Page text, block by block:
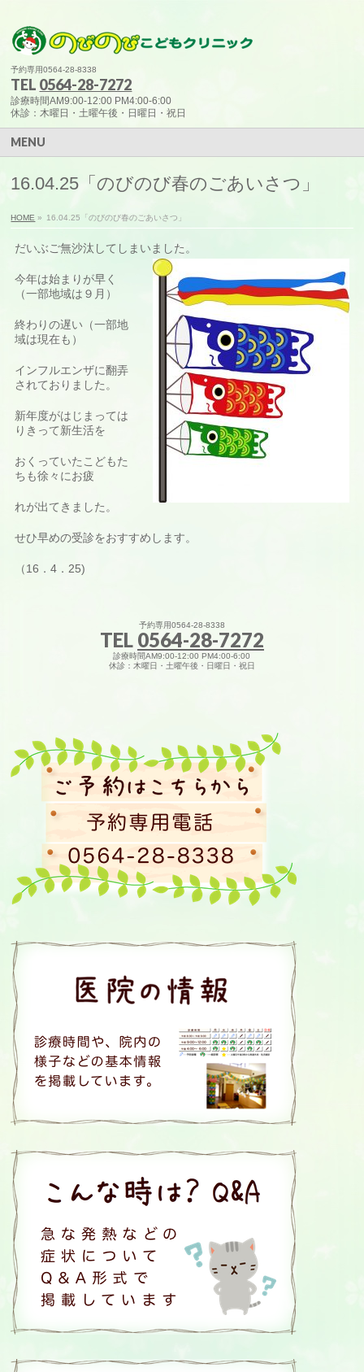
予約専用0564-28-8338
TEL 0564-28-7272
診療時間AM9:00-12:00 PM4:00-6:00
休診：木曜日・土曜午後・日曜日・祝日
MENU
16.04.25「のびのび春のごあいさつ」
HOME » 16.04.25「のびのび春のごあいさつ」
だいぶご無沙汰してしまいました。
今年は始まりが早く
（一部地域は９月）
終わりの遅い（一部地
域は現在も）
インフルエンザに翻弄
されておりました。
新年度がはじまっては
りきって新生活を
おくっていたこどもた
ちも徐々にお疲
れが出てきました。
せひ早めの受診をおすすめします。
（16．4．25)
予約専用0564-28-8338
TEL 0564-28-7272
診療時間AM9:00-12:00 PM4:00-6:00
休診：木曜日・土曜午後・日曜日・祝日